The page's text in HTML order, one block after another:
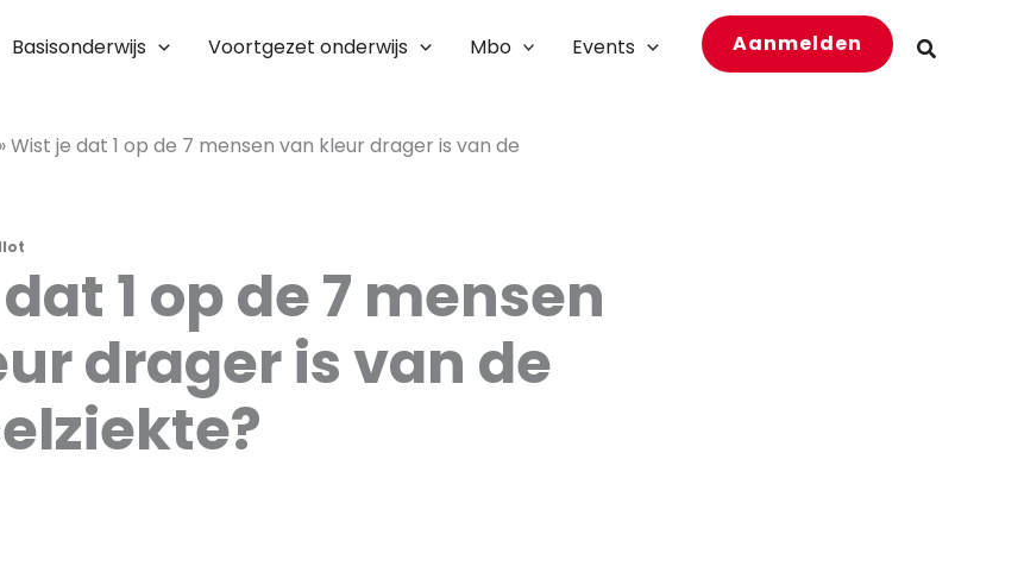
Basisonderwijs Voortgezet onderwijs Mbo Events Aanmelden Zoeken
»Wist je dat 1 op de 7 mensen van kleur drager is van de
1 op de 7 mensen
drager is van de